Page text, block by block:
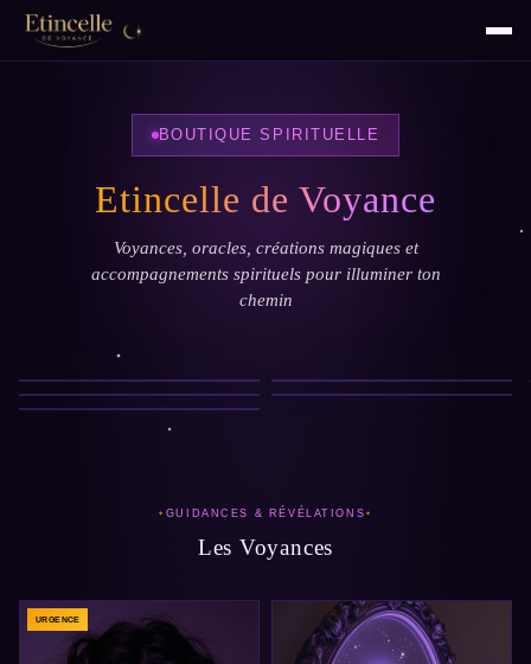
BOUTIQUE SPIRITUELLE
Etincelle de Voyance
Voyances, oracles, créations magiques et
accompagnements spirituels pour illuminer ton
chemin
Créations Magiques
GUIDANCES & RÉVÉLATIONS
Les Voyances
URGENCE